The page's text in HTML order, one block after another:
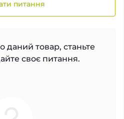
питання
даний товар, станьте
своє питання.